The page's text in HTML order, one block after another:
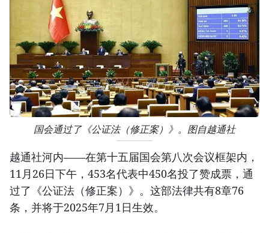
国会通过了《公证法（修正案）》。图自越通社
越通社河内——在第十五届国会第八次会议框架内，
11月26日下午，453名代表中450名投了赞成票，通
过了《公证法（修正案）》。这部法律共有8章76
条，并将于2025年7月1日生效。